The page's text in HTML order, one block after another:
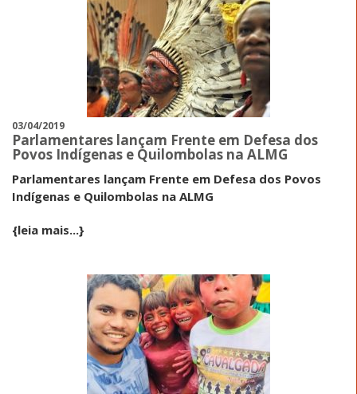
03/04/2019
Parlamentares lançam Frente em Defesa dos
Povos Indígenas e Quilombolas na ALMG
Parlamentares lançam Frente em Defesa dos Povos
Indígenas e Quilombolas na ALMG
{leia mais...}